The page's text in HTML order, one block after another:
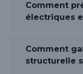
Comment
électriques
Comment
structurelle